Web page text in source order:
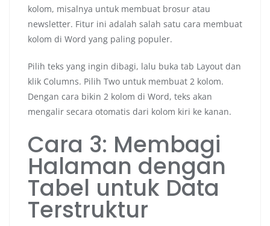
kolom, misalnya untuk membuat brosur atau
newsletter. Fitur ini adalah salah satu cara membuat
kolom di Word yang paling populer.
Pilih teks yang ingin dibagi, lalu buka tab Layout dan
klik Columns. Pilih Two untuk membuat 2 kolom.
Dengan cara bikin 2 kolom di Word, teks akan
mengalir secara otomatis dari kolom kiri ke kanan.
Cara 3: Membagi
Halaman dengan
Tabel untuk Data
Terstruktur